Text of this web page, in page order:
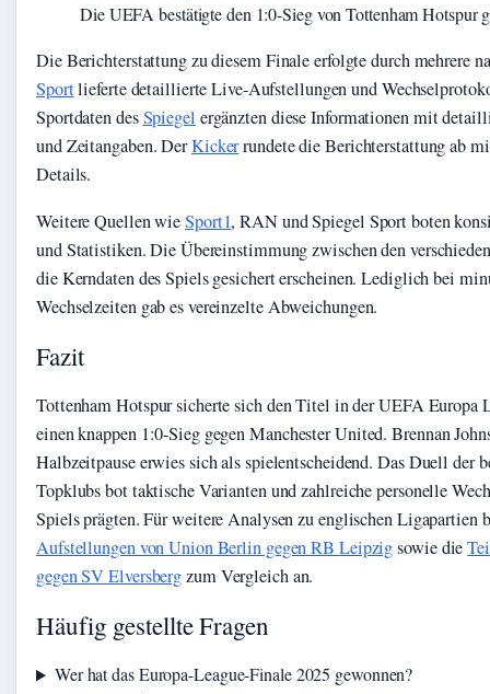
Die UEFA bestätigte den 1:0-Sieg von Tottenham
Die Berichterstattung zu diesem Finale erfolgte durch mehrere
Sportlieferte detaillierte Live-Aufstellungen und
Sportdaten desSpiegel ergänzten diese Informationen mit
und Zeitangaben. DerKickerrundete die Berichterstattung ab
Details.
Weitere Quellen wieSport1, RAN und Spiegel Sport boten
und Statistiken. Die Übereinstimmung zwischen den
die Kerndaten des Spiels gesichert erscheinen. Lediglich bei
Wechselzeiten gab es vereinzelte Abweichungen.
Fazit
Tottenham Hotspur sicherte sich den Titel in der UEFA Europa
einen knappen 1:0-Sieg gegen Manchester United. Brennan
Halbzeitpause erwies sich als spielentscheidend. Das Duell der
Topklubs bot taktische Varianten und zahlreiche personelle
Spiels prägten. Für weitere Analysen zu englischen Ligapartien
Aufstellungen von Union Berlin gegen RB Leipzigsowie die
gegen SV Elversbergzum Vergleich an.
Häufig gestellte Fragen
Wer hat das Europa-League-Finale 2025 gewonnen?